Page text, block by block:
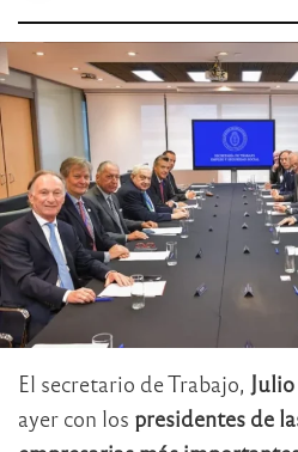
El secretario de Trabajo,
ayer con los presidentes de